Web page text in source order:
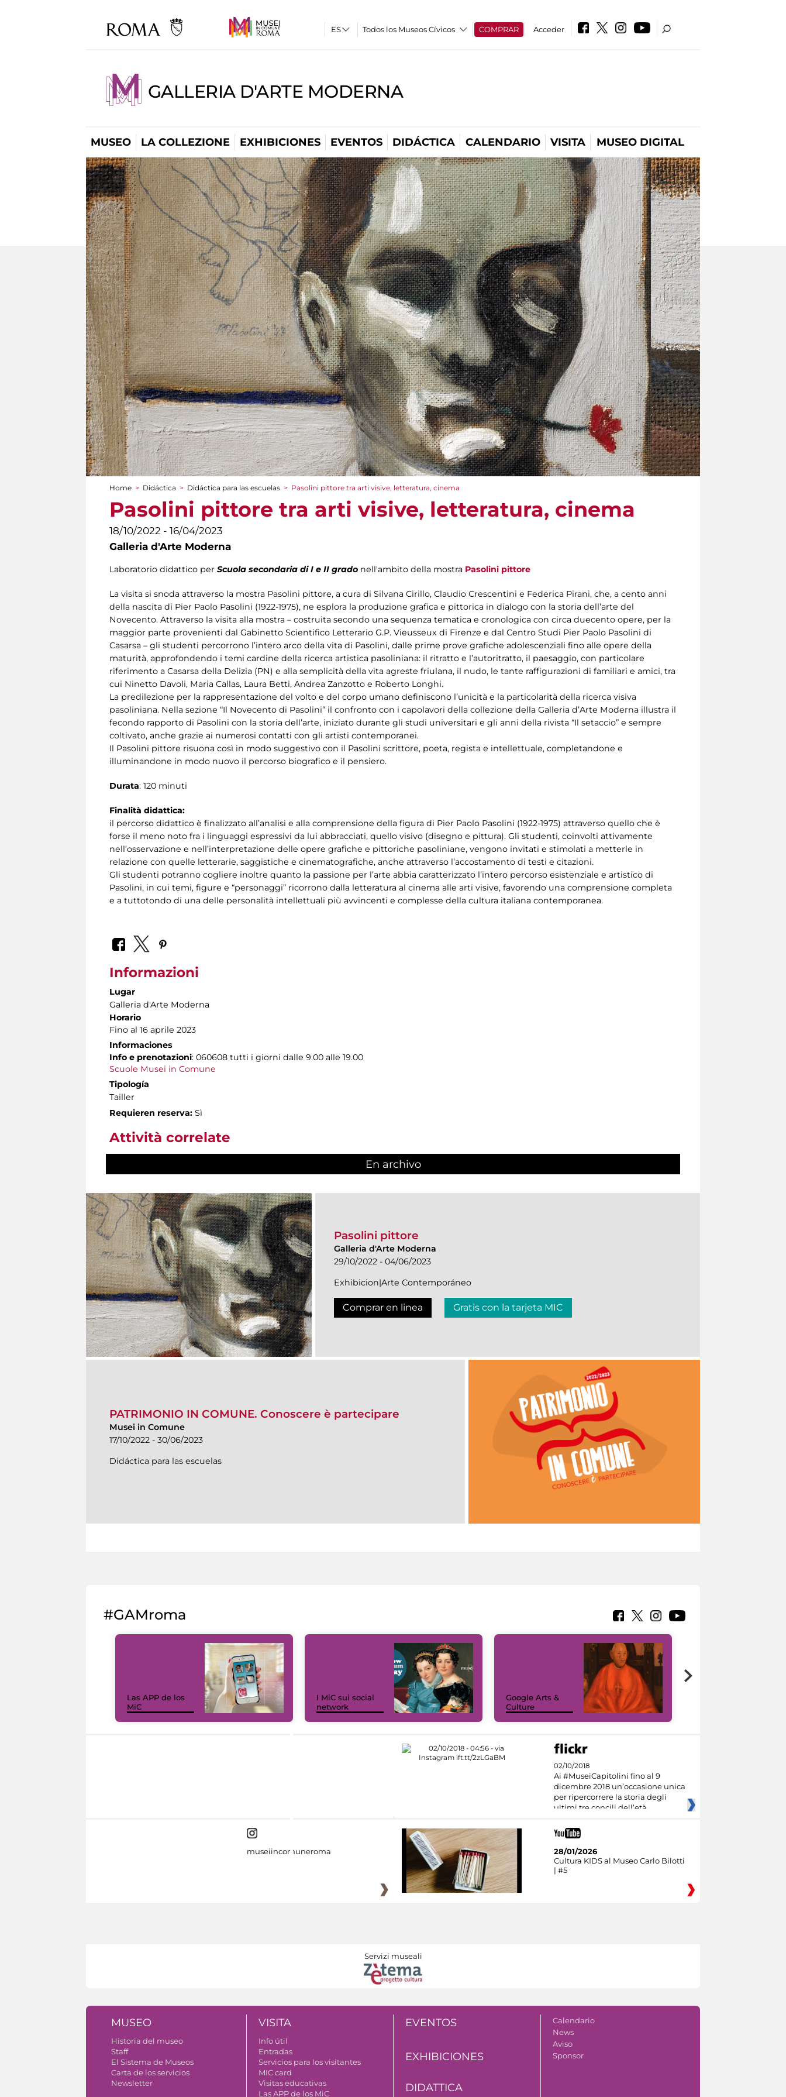
Todos los Museos Cívicos COMPRAR Acceder
GALLERIA D'ARTE MODERNA
MUSEO LA COLLEZIONE EXHIBICIONES EVENTOS DIDÁCTICA CALENDARIO VISITA MUSEO DIGITAL
You are here
Home > Didáctica > Didáctica para las escuelas > Pasolini pittore tra arti visive, letteratura, cinema
Pasolini pittore tra arti visive, letteratura, cinema
18/10/2022 - 16/04/2023
Galleria d'Arte Moderna
Laboratorio didattico per Scuola secondaria di I e II grado nell'ambito della mostra Pasolini pittore
La visita si snoda attraverso la mostra Pasolini pittore, a cura di Silvana Cirillo, Claudio Crescentini e Federica Pirani, che, a cento anni
della nascita di Pier Paolo Pasolini (1922-1975), ne esplora la produzione grafica e pittorica in dialogo con la storia dell’arte del
Novecento. Attraverso la visita alla mostra – costruita secondo una sequenza tematica e cronologica con circa duecento opere, per la
maggior parte provenienti dal Gabinetto Scientifico Letterario G.P. Vieusseux di Firenze e dal Centro Studi Pier Paolo Pasolini di
Casarsa – gli studenti percorrono l’intero arco della vita di Pasolini, dalle prime prove grafiche adolescenziali fino alle opere della
maturità, approfondendo i temi cardine della ricerca artistica pasoliniana: il ritratto e l’autoritratto, il paesaggio, con particolare
riferimento a Casarsa della Delizia (PN) e alla semplicità della vita agreste friulana, il nudo, le tante raffigurazioni di familiari e amici, tra
cui Ninetto Davoli, Maria Callas, Laura Betti, Andrea Zanzotto e Roberto Longhi.
La predilezione per la rappresentazione del volto e del corpo umano definiscono l’unicità e la particolarità della ricerca visiva
pasoliniana. Nella sezione “Il Novecento di Pasolini” il confronto con i capolavori della collezione della Galleria d’Arte Moderna illustra il
fecondo rapporto di Pasolini con la storia dell’arte, iniziato durante gli studi universitari e gli anni della rivista “Il setaccio” e sempre
coltivato, anche grazie ai numerosi contatti con gli artisti contemporanei.
Il Pasolini pittore risuona così in modo suggestivo con il Pasolini scrittore, poeta, regista e intellettuale, completandone e
illuminandone in modo nuovo il percorso biografico e il pensiero.
Durata: 120 minuti
Finalità didattica:
il percorso didattico è finalizzato all’analisi e alla comprensione della figura di Pier Paolo Pasolini (1922-1975) attraverso quello che è
forse il meno noto fra i linguaggi espressivi da lui abbracciati, quello visivo (disegno e pittura). Gli studenti, coinvolti attivamente
nell’osservazione e nell’interpretazione delle opere grafiche e pittoriche pasoliniane, vengono invitati e stimolati a metterle in
relazione con quelle letterarie, saggistiche e cinematografiche, anche attraverso l’accostamento di testi e citazioni.
Gli studenti potranno cogliere inoltre quanto la passione per l’arte abbia caratterizzato l’intero percorso esistenziale e artistico di
Pasolini, in cui temi, figure e “personaggi” ricorrono dalla letteratura al cinema alle arti visive, favorendo una comprensione completa
e a tuttotondo di una delle personalità intellettuali più avvincenti e complesse della cultura italiana contemporanea.
Informazioni
Lugar
Galleria d'Arte Moderna
Horario
Fino al 16 aprile 2023
Informaciones
Info e prenotazioni: 060608 tutti i giorni dalle 9.00 alle 19.00
Scuole Musei in Comune
Tipología
Tailler
Requieren reserva: Sì
Attività correlate
En archivo
Pasolini pittore
Galleria d'Arte Moderna
29/10/2022 - 04/06/2023
Exhibicion|Arte Contemporáneo
Comprar en linea Gratis con la tarjeta MIC
PATRIMONIO IN COMUNE. Conoscere è partecipare
Musei in Comune
17/10/2022 - 30/06/2023
Didáctica para las escuelas
#GAMroma
Las APP de los
MiC
I MiC sui social
network
Google Arts &
Culture
02/10/2018
Ai #MuseiCapitolini fino al 9
dicembre 2018 un’occasione unica
per ripercorrere la storia degli
ultimi tre concili dell’età
museiincomuneroma
28/01/2026
Cultura KIDS al Museo Carlo Bilotti
| #5
Servizi museali
MUSEO
Historia del museo
Staff
El Sistema de Museos
Carta de los servicios
Newsletter
VISITA
Info útil
Entradas
Servicios para los visitantes
MIC card
Visitas educativas
Las APP de los MiC
EVENTOS
EXHIBICIONES
DIDATTICA
Calendario
News
Aviso
Sponsor